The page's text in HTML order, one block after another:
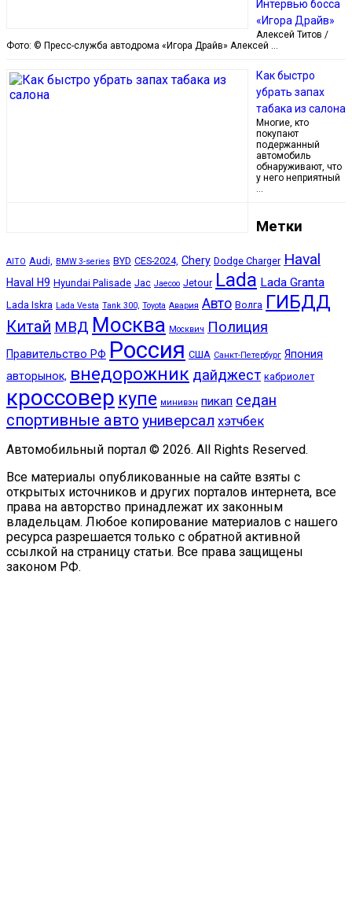
Интервью босса
«Игора Драйв»
Алексей Титов /
Фото: © Пресс-служба автодрома «Игора Драйв» Алексей …
Как быстро
убрать запах
табака из салона
Многие, кто
покупают
подержанный
автомобиль
обнаруживают, что
у него неприятный
…
Метки
AITO Audi, BMW 3-series BYD CES-2024, Chery Dodge Charger Haval
Haval H9 Hyundai Palisade Jac Jaecoo Jetour Lada Lada Granta
Lada Iskra Lada Vesta Tank 300, Toyota Авария Авто Волга ГИБДД
Китай МВД Москва Москвич Полиция
Правительство РФ Россия США Санкт-Петербург Япония
авторынок, внедорожник дайджест кабриолет
кроссовер купе минивэн пикап седан
спортивные авто универсал хэтчбек
Автомобильный портал © 2026. All Rights Reserved.
Все материалы опубликованные на сайте взяты с
открытых источников и других порталов интернета, все
права на авторство принадлежат их законным
владельцам. Любое копирование материалов с нашего
ресурса разрешается только с обратной активной
ссылкой на страницу статьи. Все права защищены
законом РФ.